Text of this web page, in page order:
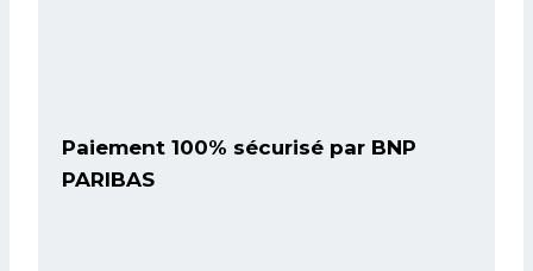
Paiement 100% sécurisé par BNP
PARIBAS